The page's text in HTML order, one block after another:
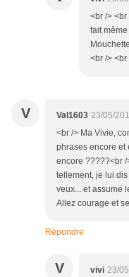
<br /> <br
fait
<br /> <br
V Val1603 23/05/
<br /> Ma Vivie,
phrases encore et
encore ?????<br
tellement, je lui
veux... et assume
Allez courage et
Répondre
V vivi 23/